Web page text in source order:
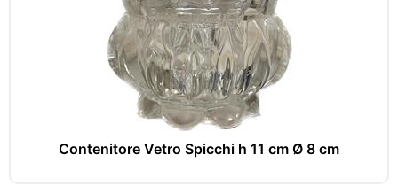
Contenitore Vetro Spicchi h 11 cm Ø 8 cm